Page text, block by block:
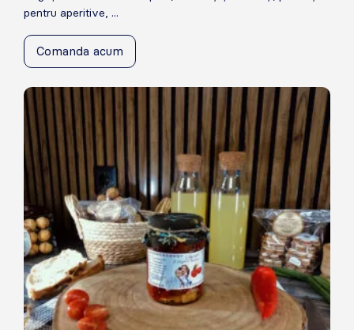
pentru aperitive, ...
Comanda acum